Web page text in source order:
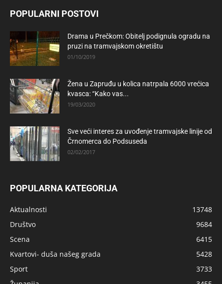
POPULARNI POSTOVI
Drama u Prečkom: Obitelj podignula ogradu na
pruzi na tramvajskom okretištu
01/10/2019
Žena u Zapruđu u kolica natrpala 6000 vrećica
kvasca: “Kako vas...
19/03/2020
Sve veći interes za uvođenje tramvajske linije od
Črnomerca do Podsuseda
02/02/2017
POPULARNA KATEGORIJA
Aktualnosti
13748
Društvo
9684
Scena
6415
Kvartovi- duša našeg grada
5428
Sport
3733